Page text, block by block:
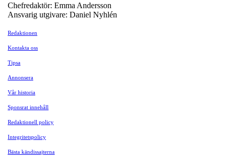
Chefredaktör: Emma Andersson
Ansvarig utgivare: Daniel Nyhlén
Redaktionen
Kontakta oss
Tipsa
Annonsera
Vår historia
Sponsrat innehåll
Redaktionell policy
Integritetspolicy
Bästa kändissajterna